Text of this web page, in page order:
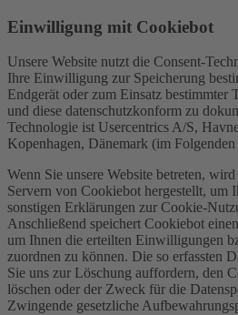
Einwilligung mit Cookiebot
Unsere Website nutzt die Consent-
Ihre Einwilligung zur Speicherung
Endgerät oder zum Einsatz bestimmter
und diese datenschutzkonform zu
Technologie ist Usercentrics A/S,
Kopenhagen, Dänemark (im
Wenn Sie unsere Website betreten,
Servern von Cookiebot hergestellt, um
sonstigen Erklärungen zur Cookie-
Anschließend speichert Cookiebot
um Ihnen die erteilten Einwilligungen
zuordnen zu können. Die so erfassten
Sie uns zur Löschung auffordern, den
löschen oder der Zweck für die
Zwingende gesetzliche